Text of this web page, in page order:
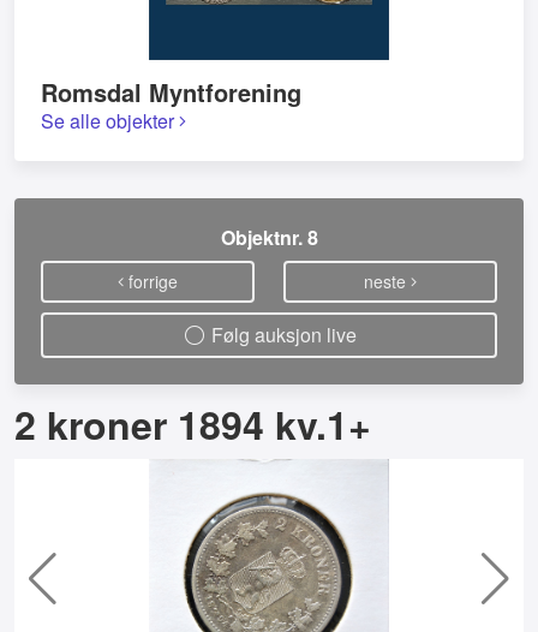
Romsdal Myntforening
Se alle objekter
Objektnr. 8
forrige neste
Følg auksjon live
2 kroner 1894 kv.1+